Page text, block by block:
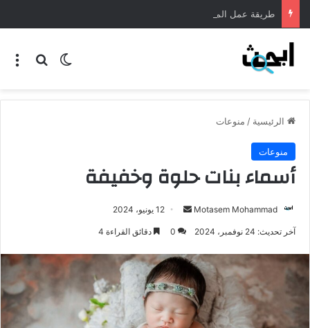
طريقة عمل المنسف الاردني
الرئيسية / منوعات
منوعات
أسماء بنات حلوة وخفيفة
Motasem Mohammad 12 يونيو، 2024
آخر تحديث: 24 نوفمبر، 2024 0 دقائق القراءة 4